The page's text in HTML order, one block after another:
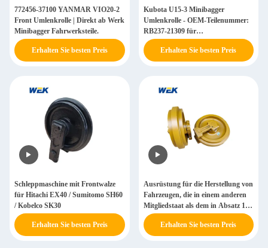
772456-37100 YANMAR VIO20-2
Front Umlenkrolle | Direkt ab Werk
Minibagger Fahrwerksteile.
Erhalten Sie besten Preis
Kubota U15-3 Minibagger
Umlenkrolle - OEM-Teilenummer:
RB237-21309 für
Fahrwerkskomponenten.
Erhalten Sie besten Preis
Schleppmaschine mit Frontwalze
für Hitachi EX40 / Sumitomo SH60
/ Kobelco SK30
Erhalten Sie besten Preis
Ausrüstung für die Herstellung von
Fahrzeugen, die in einem anderen
Mitgliedstaat als dem in Absatz 1
genannten Mitgliedstaat hergestellt
werdenErhalten Sie besten Preis